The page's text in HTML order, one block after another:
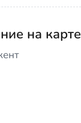
на карте